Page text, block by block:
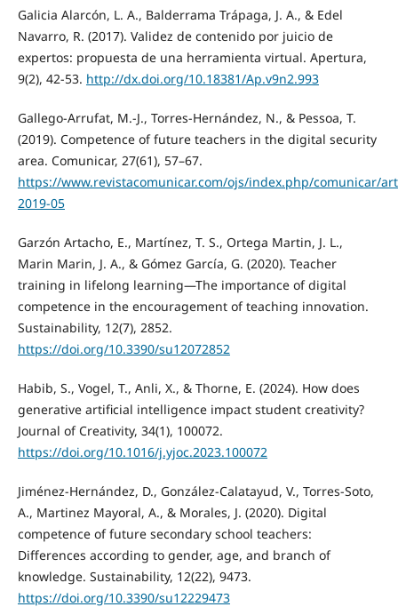
Galicia Alarcón, L. A., Balderrama Trápaga, J. A., & Edel
Navarro, R. (2017). Validez de contenido por juicio de
expertos: propuesta de una herramienta virtual. Apertura,
9(2), 42-53. http://dx.doi.org/10.18381/Ap.v9n2.993
Gallego-Arrufat, M.-J., Torres-Hernández, N., & Pessoa, T.
(2019). Competence of future teachers in the digital security
area. Comunicar, 27(61), 57–67.
https://www.revistacomunicar.com/ojs/index.php/comunicar/
2019-05
Garzón Artacho, E., Martínez, T. S., Ortega Martin, J. L.,
Marin Marin, J. A., & Gómez García, G. (2020). Teacher
training in lifelong learning—The importance of digital
competence in the encouragement of teaching innovation.
Sustainability, 12(7), 2852.
https://doi.org/10.3390/su12072852
Habib, S., Vogel, T., Anli, X., & Thorne, E. (2024). How does
generative artificial intelligence impact student creativity?
Journal of Creativity, 34(1), 100072.
https://doi.org/10.1016/j.yjoc.2023.100072
Jiménez-Hernández, D., González-Calatayud, V., Torres-Soto,
A., Martinez Mayoral, A., & Morales, J. (2020). Digital
competence of future secondary school teachers:
Differences according to gender, age, and branch of
knowledge. Sustainability, 12(22), 9473.
https://doi.org/10.3390/su12229473